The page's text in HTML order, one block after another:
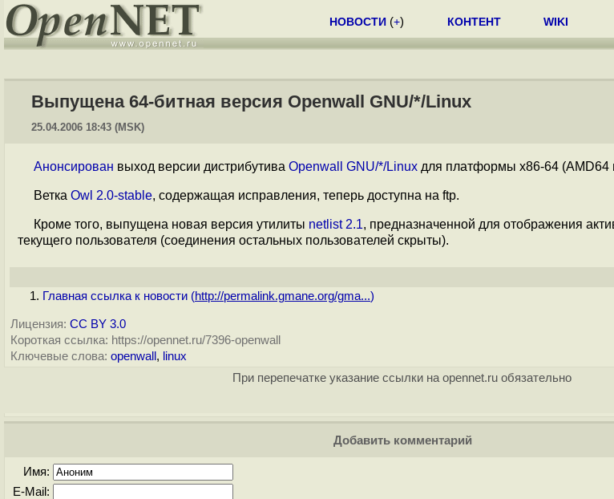
НОВОСТИ (+) КОНТЕНТ WIKI
Выпущена 64-битная версия Openwall GNU/*/Linux
25.04.2006 18:43 (MSK)
Анонсирован выход версии дистрибутива Openwall GNU/*/Linux для платформы x86-64 (AMD64
Ветка Owl 2.0-stable, содержащая исправления, теперь доступна на ftp.
Кроме того, выпущена новая версия утилиты netlist 2.1, предназначенной для отображения
текущего пользователя (соединения остальных пользователей скрыты).
Главная ссылка к новости (http://permalink.gmane.org/gma...)
Лицензия: CC BY 3.0
Короткая ссылка: https://opennet.ru/7396-openwall
Ключевые слова: openwall , linux
При перепечатке указание ссылки на opennet.ru обязательно
Добавить комментарий
Имя:
E-Mail: